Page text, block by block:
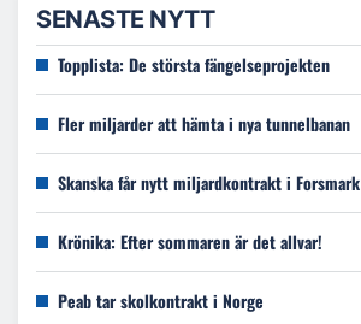
SENASTE NYTT
Topplista: De största fängelseprojekten
Fler miljarder att hämta i nya tunnelbanan
Skanska får nytt miljardkontrakt i Forsmark
Krönika: Efter sommaren är det allvar!
Peab tar skolkontrakt i Norge